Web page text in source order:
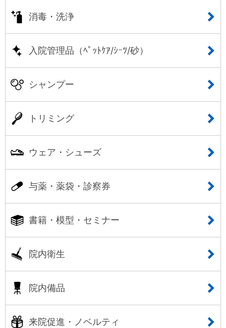
消毒・洗浄
入院管理品（ﾍﾟｯﾄｹｱ/ｼｰﾂ/砂）
シャンプー
トリミング
ウェア・シューズ
与薬・薬袋・診察券
書籍・模型・セミナー
院内衛生
院内備品
来院促進・ノベルティ